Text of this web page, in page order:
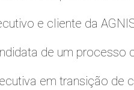
e cliente da
de um processo
em transição de